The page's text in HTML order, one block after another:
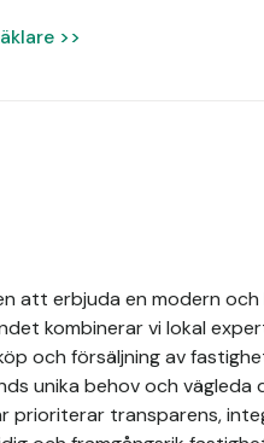
>>
att erbjuda en modern
kombinerar vi lokal
och försäljning av
unika behov och vägleda
prioriterar transparens,